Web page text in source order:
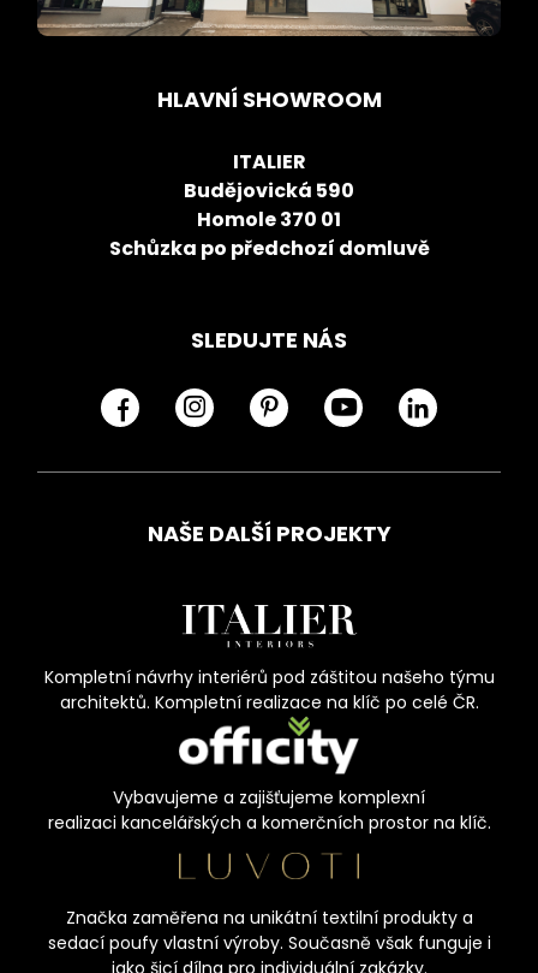
HLAVNÍ SHOWROOM
ITALIER
Budějovická 590
Homole 370 01
Schůzka po předchozí domluvě
SLEDUJTE NÁS
NAŠE DALŠÍ PROJEKTY
Kompletní návrhy interiérů pod záštitou našeho týmu
architektů. Kompletní realizace na klíč po celé ČR.
Vybavujeme a zajišťujeme komplexní
realizaci kancelářských a komerčních prostor na klíč.
Značka zaměřena na unikátní textilní produkty a
sedací poufy vlastní výroby. Současně však funguje i
jako šicí dílna pro individuální zakázky.